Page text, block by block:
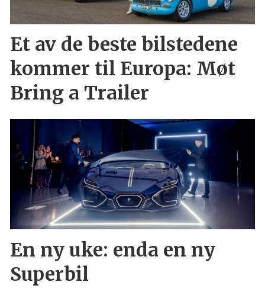
Et av de beste bilstedene
kommer til Europa: Møt
Bring a Trailer
En ny uke: enda en ny
Superbil